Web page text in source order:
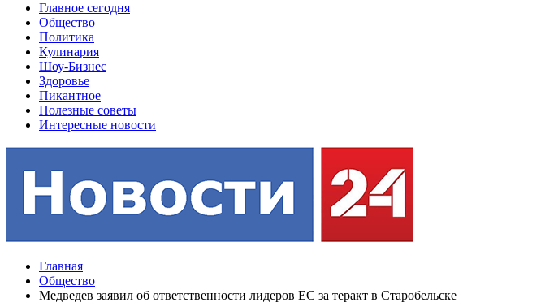
Главное сегодня
Общество
Политика
Кулинария
Шоу-Бизнес
Здоровье
Пикантное
Полезные советы
Интересные новости
Главная
Общество
Медведев заявил об ответственности лидеров ЕС за теракт в Старобельске